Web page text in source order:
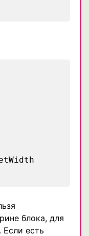
блока, для
. Если есть